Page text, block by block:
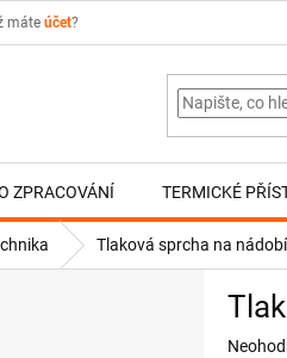
máte účet?
ZPRACOVÁNÍ TERMICKÉ
Tlaková sprcha na nádobí